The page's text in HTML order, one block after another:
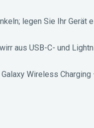
legen Sie Ihr Gerät
aus USB-C- und
Wireless